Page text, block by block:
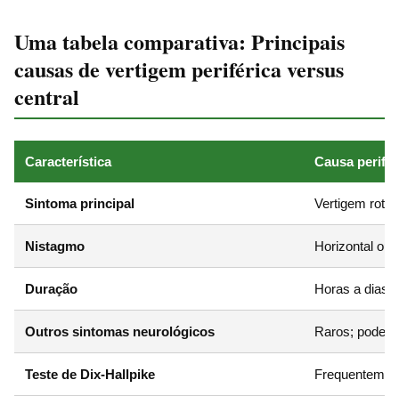
Uma tabela comparativa: Principais
causas de vertigem periférica versus
central
Característica Causa
Sintoma principal Vertigem
Nistagmo Horizontal ou
Duração Horas a dias;
Outros sintomas neurológicos Raros; pode
Teste de Dix-Hallpike